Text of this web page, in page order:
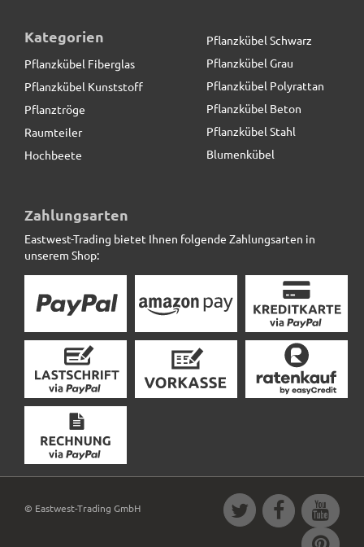
naturfarben
15,12 € *
Kategorien
Pflanzkübel Fiberglas
Pflanzkübel Kunststoff
Pflanztröge
Raumteiler
Hochbeete
Pflanzkübel Schwarz
Pflanzkübel Grau
Pflanzkübel Polyrattan
Pflanzkübel Beton
Pflanzkübel Stahl
Blumenkübel
Zahlungsarten
Eastwest-Trading bietet Ihnen folgende Zahlungsarten in
unserem Shop:
© Eastwest-Trading GmbH